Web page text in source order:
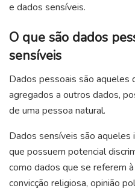
e dados sensíveis.
O que são dados
sensíveis
Dados pessoais são aqueles
agregados a outros dados,
de uma pessoa natural.
Dados sensíveis são
que possuem potencial
como dados que se referem
convicção religiosa, opinião